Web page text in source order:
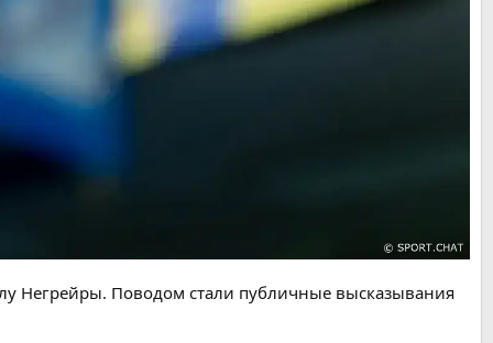
Негрейры. Поводом стали публичные высказывания